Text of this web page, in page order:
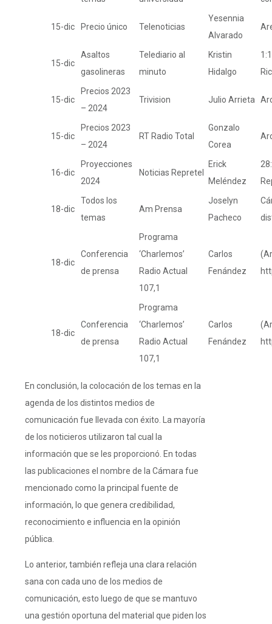
15-dic Precio único Telenoticias
Yesennia
Alvarado
15-dic
Asaltos
gasolineras
Telediario al
minuto
Kristin
Hidalgo
15-dic
Precios 2023
– 2024
Trivision Julio Arrieta
15-dic
Precios 2023
– 2024
RT Radio Total
Gonzalo
Corea
16-dic
Proyecciones
2024
Noticias Repretel
Erick
Meléndez
18-dic
Todos los
temas
Am Prensa
Joselyn
Pacheco
18-dic
Conferencia
de prensa
Programa
‘Charlemos’
Radio Actual
107,1
Carlos
Fenández
18-dic
Conferencia
de prensa
Programa
‘Charlemos’
Radio Actual
107,1
Carlos
Fenández
En conclusión, la colocación de los temas en la
agenda de los distintos medios de
comunicación fue llevada con éxito. La mayoría
de los noticieros utilizaron tal cual la
información que se les proporcionó. En todas
las publicaciones el nombre de la Cámara fue
mencionado como la principal fuente de
información, lo que genera credibilidad,
reconocimiento e influencia en la opinión
pública.
Lo anterior, también refleja una clara relación
sana con cada uno de los medios de
comunicación, esto luego de que se mantuvo
una gestión oportuna del material que piden los